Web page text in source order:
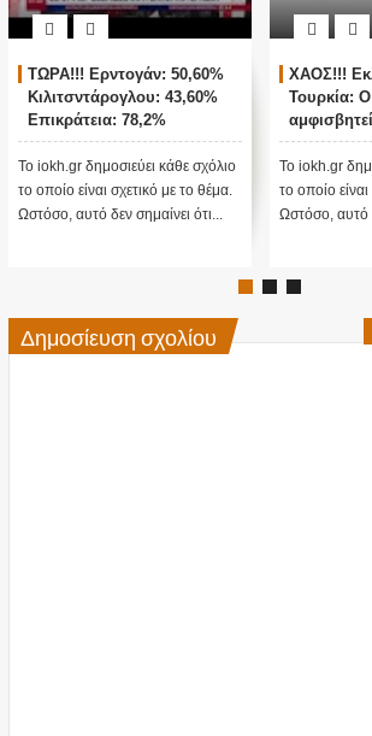
στην
θα γίνουν
κάθε σχόλιο
με το θέμα.
ότι...
ΖΩΝΤΑΝΗ ΣΥΝΔΕΣΗ ΜΕ
ΑΓΚΥΡΑ - ΘΡΙΛΕΡ ΜΕ ΤΙΣ
ΤΟΥΡΚΙΚΕΣ ΕΚΛΟΓΕΣ !
Το iokh.gr δημοσιεύει κάθε σχόλιο
το οποίο είναι σχετικό με το θέμα.
Ωστόσο, αυτό δεν σημαίνει ότι...
Δημοσίευση σχολίου